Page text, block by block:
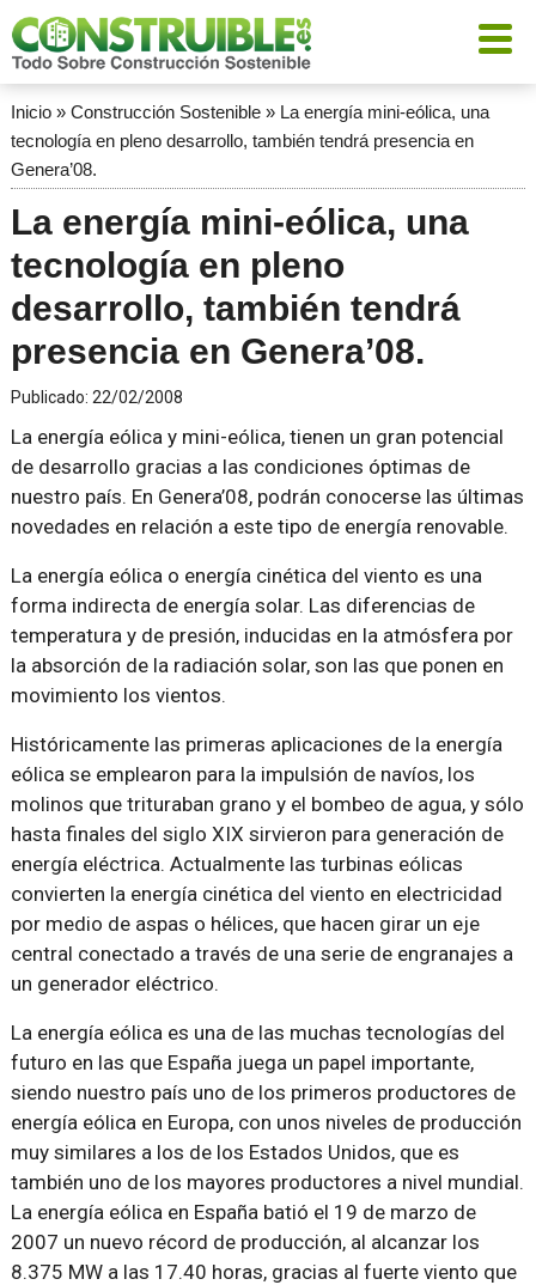
Inicio» Construcción Sostenible» La energía mini-eólica, una
tecnología en pleno desarrollo, también tendrá presencia en
Genera’08.
La energía mini-eólica, una
tecnología en pleno
desarrollo, también tendrá
presencia en Genera’08.
Publicado: 22/02/2008
La energía eólica y mini-eólica, tienen un gran potencial
de desarrollo gracias a las condiciones óptimas de
nuestro país. En Genera’08, podrán conocerse las últimas
novedades en relación a este tipo de energía renovable.
La energía eólica o energía cinética del viento es una
forma indirecta de energía solar. Las diferencias de
temperatura y de presión, inducidas en la atmósfera por
la absorción de la radiación solar, son las que ponen en
movimiento los vientos.
Históricamente las primeras aplicaciones de la energía
eólica se emplearon para la impulsión de navíos, los
molinos que trituraban grano y el bombeo de agua, y sólo
hasta finales del siglo XIX sirvieron para generación de
energía eléctrica. Actualmente las turbinas eólicas
convierten la energía cinética del viento en electricidad
por medio de aspas o hélices, que hacen girar un eje
central conectado a través de una serie de engranajes a
un generador eléctrico.
La energía eólica es una de las muchas tecnologías del
futuro en las que España juega un papel importante,
siendo nuestro país uno de los primeros productores de
energía eólica en Europa, con unos niveles de producción
muy similares a los de los Estados Unidos, que es
también uno de los mayores productores a nivel mundial.
La energía eólica en España batió el 19 de marzo de
2007 un nuevo récord de producción, al alcanzar los
8.375 MW a las 17.40 horas, gracias al fuerte viento que